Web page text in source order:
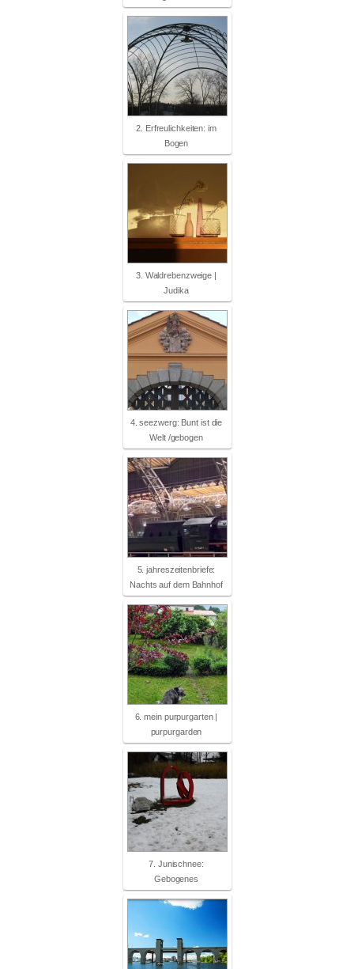
2. Erfreulichkeiten: im
Bogen
3. Waldrebenzweige |
Judika
4. seezwerg: Bunt ist die
Welt /gebogen
5. jahreszeitenbriefe:
Nachts auf dem Bahnhof
6. mein purpurgarten |
purpurgarden
7. Junischnee:
Gebogenes